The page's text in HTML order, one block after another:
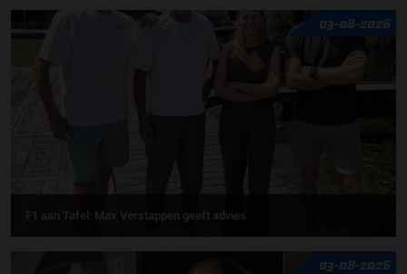
03-08-2026
F1 aan Tafel: Max Verstappen geeft advies
03-08-2026